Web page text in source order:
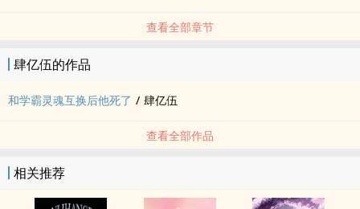
查看全部章节
肆亿伍的作品
和学霸灵魂互换后他死了 / 肆亿伍
查看全部作品
相关推荐